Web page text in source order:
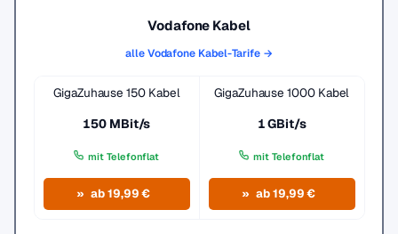
Vodafone Kabel
alle Vodafone Kabel-Tarife →
GigaZuhause 150 Kabel
150 MBit/s
mit Telefonflat
ab 19,99 €
GigaZuhause 1000 Kabel
1 GBit/s
mit Telefonflat
ab 19,99 €